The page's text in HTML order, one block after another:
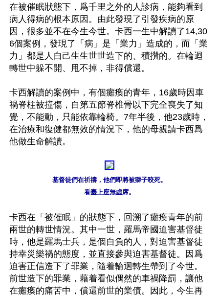
在被催眠狀態下，爲千里之外的人診病，能夠看到
病人得病的根本原因。由此發現了引發疾病的原
因，很多並不在今生今世。卡西一生中解讀了14,30
6個案例，發現了「病」是「業力」造成的，而「業
力」都是人自己生生世世造下的、積攢的。在輪迴
轉世中躲不開、甩不掉，非得償還。
卡西解讀的案例中，有個癱瘓的青年，16歲時因車
禍脊柱被撞傷，自第五節脊椎骨以下完全喪失了知
覺，不能動，只能依靠輪椅。7年半後，他23歲時，
在治療和復健都無效的情況下，他的母親請卡西爲
他做生命解讀。
基督徒們在祈禱，他們即將被獅子咬死。
看臺上座無虛席。
卡西在「被催眠」的狀態下，回溯了癱瘓青年的前
兩世的轉世情況。其中一世，羅馬帝國迫害基督徒
時，他是羅馬士兵，是個自負的人，對迫害基督徒
持幸災樂禍的態度，並直接參與迫害基督徒。因爲
迫害正信造下了罪業，隨着輪迴轉生帶到了今世。
前世造下的罪業，藉着看似偶然的車禍降罰，讓他
在癱瘓的痛苦中，償還前世的業債。因此，今生再